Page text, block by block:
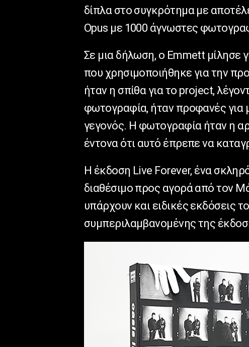
δίπλα στο συγκρότημα με
Opus με 1000 άγνωστες
Σε μια δήλωση, ο Emmett μίλησε
που χρησιμοποιήθηκε για την
ήταν η σπίθα για το project,
φωτογραφία, ήταν προφανές για
γεγονός. Η φωτογραφία ήταν η
έντονα ότι αυτό έπρεπε να
Η έκδοση Live Forever, ένα
διαθέσιμο προς αγορά από τον
υπάρχουν και ειδικές εκδόσεις
συμπεριλαμβανομένης της